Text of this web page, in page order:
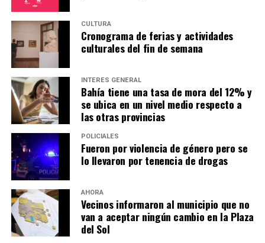
CULTURA
Cronograma de ferias y actividades
culturales del fin de semana
INTERÉS GENERAL
Bahía tiene una tasa de mora del 12% y
se ubica en un nivel medio respecto a
las otras provincias
POLICIALES
Fueron por violencia de género pero se
lo llevaron por tenencia de drogas
AHORA
Vecinos informaron al municipio que no
van a aceptar ningún cambio en la Plaza
del Sol